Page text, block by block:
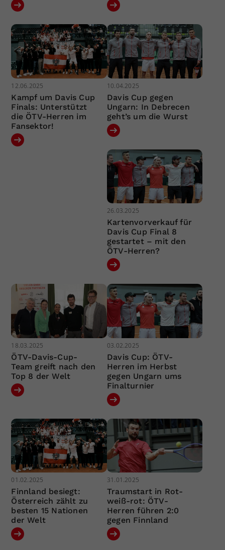
12.06.2025
Kampf um Davis Cup
Finals: Unterstützt
die ÖTV-Herren im
Fansektor!
10.04.2025
Davis Cup gegen
Ungarn: In Debrecen
geht’s um die Wurst
26.03.2025
Kartenvorverkauf für
Davis Cup Final 8
gestartet – mit den
ÖTV-Herren?
18.03.2025
ÖTV-Davis-Cup-
Team greift nach den
Top 8 der Welt
03.02.2025
Davis Cup: ÖTV-
Herren im Herbst
gegen Ungarn ums
Finalturnier
01.02.2025
Finnland besiegt:
Österreich zählt zu
besten 15 Nationen
der Welt
31.01.2025
Traumstart in Rot-
weiß-rot: ÖTV-
Herren führen 2:0
gegen Finnland